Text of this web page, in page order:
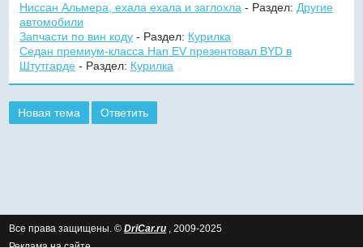
Ниссан Альмера, ехала ехала и заглохла- Раздел: Другие
автомобили
Запчасти по вин коду- Раздел: Курилка
Седан премиум-класса Han EV презентовал BYD в
Штутгарде- Раздел: Курилка
Новая тема Ответить
Все права защищены. ©DriCar.ru , 2009-2025